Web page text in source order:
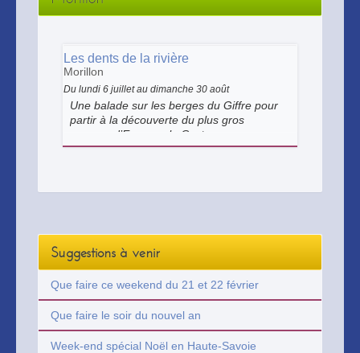
Les dents de la rivière
Morillon
Du lundi 6 juillet au dimanche 30 août
Une balade sur les berges du Giffre pour
partir à la découverte du plus gros
rongeur d’Europe : le Castor.
Suggestions à venir
Que faire ce weekend du 21 et 22 février
Que faire le soir du nouvel an
Week-end spécial Noël en Haute-Savoie